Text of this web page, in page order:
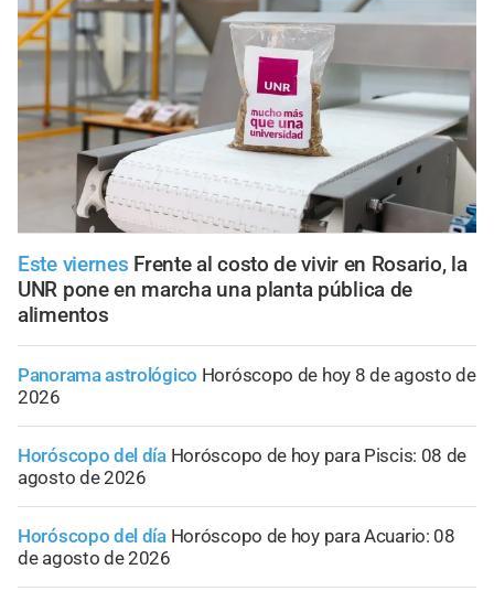
Este viernes Frente al costo de vivir en Rosario, la
UNR pone en marcha una planta pública de
alimentos
Panorama astrológico Horóscopo de hoy 8 de agosto de
2026
Horóscopo del día Horóscopo de hoy para Piscis: 08 de
agosto de 2026
Horóscopo del día Horóscopo de hoy para Acuario: 08
de agosto de 2026